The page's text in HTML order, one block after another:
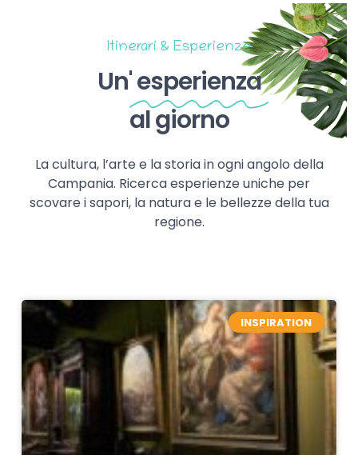
Itinerari & Esperienze
Un'esperienza
al giorno
La cultura, l’arte e la storia in ogni angolo della
Campania. Ricerca esperienze uniche per
scovare i sapori, la natura e le bellezze della tua
regione.
INSPIRATION